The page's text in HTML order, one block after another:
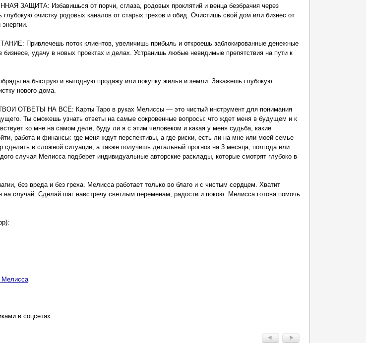
ЗАЩИТА: Избавишься от порчи, сглаза, родовых проклятий и венца безбрачия через
очистку родовых каналов от старых грехов и обид. Очистишь свой дом или бизнес от
Привлечешь поток клиентов, увеличишь прибыль и откроешь заблокированные денежные
удачу в новых проектах и делах. Устранишь любые невидимые препятствия на пути к
на быструю и выгодную продажу или покупку жилья и земли. Закажешь глубокую
нового дома.
ОТВЕТЫ НА ВСЁ: Карты Таро в руках Мелиссы — это чистый инструмент для понимания
Ты сможешь узнать ответы на самые сокровенные вопросы: что ждет меня в будущем и к
ко мне на самом деле, буду ли я с этим человеком и какая у меня судьба, какие
работа и финансы: где меня ждут перспективы, а где риски, есть ли на мне или моей семье
сделать в сложной ситуации, а также получишь детальный прогноз на 3 месяца, полгода или
случая Мелисса подберет индивидуальные авторские расклады, которые смотрят глубоко в
без вреда и без греха. Мелисса работает только во благо и с чистым сердцем. Хватит
на случай. Сделай шаг навстречу светлым переменам, радости и покою. Мелисса готова помочь
Мелисса
в соцсетях: